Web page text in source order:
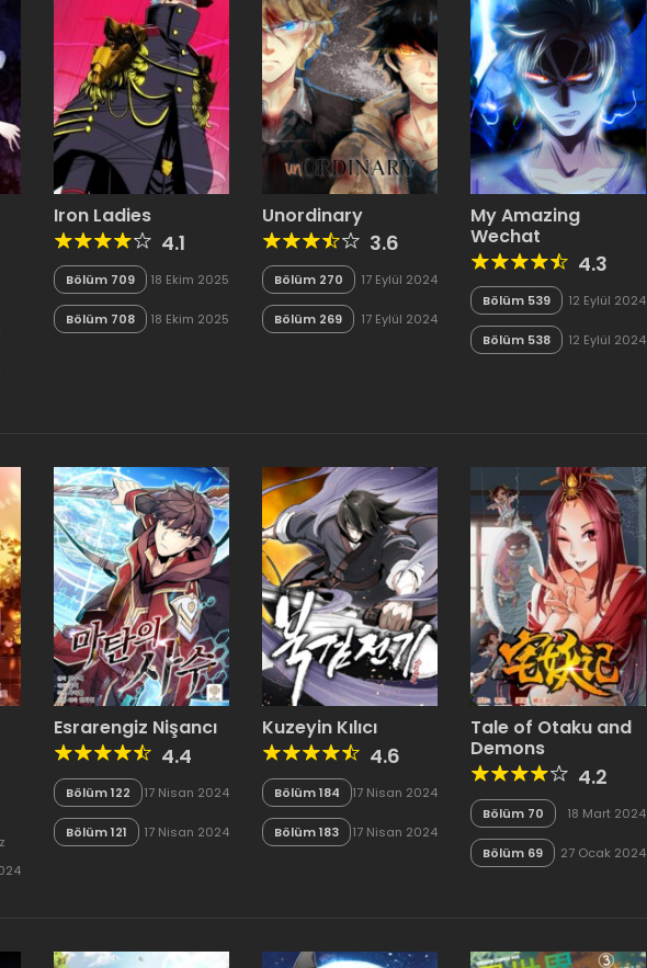
Iron Ladies
4.1
Bölüm 709 18 Ekim 2025
Bölüm 708 18 Ekim 2025
Unordinary
3.6
Bölüm 270 17 Eylül 2024
Bölüm 269 17 Eylül 2024
My Amazing
Wechat
4.3
Bölüm 539 12 Eylül 2024
Bölüm 538 12 Eylül 2024
Esrarengiz Nişancı
4.4
Bölüm 122 17 Nisan 2024
Bölüm 121 17 Nisan 2024
Kuzeyin Kılıcı
4.6
Bölüm 184 17 Nisan 2024
Bölüm 183 17 Nisan 2024
Tale of Otaku and
Demons
4.2
Bölüm 70 18 Mart 2024
Bölüm 69 27 Ocak 2024